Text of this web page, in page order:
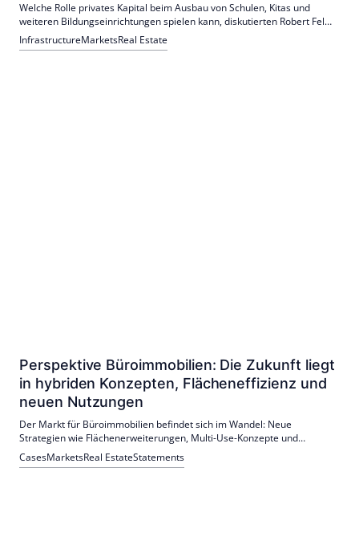
Welche Rolle privates Kapital beim Ausbau von Schulen, Kitas und
weiteren Bildungseinrichtungen spielen kann, diskutierten Robert Feldt,
CapMan, Tanja Volksheimer, NEXT Generation Invest, sowie Jan Trenn,
CELLS, im Rahmen einer von RUECKERCONSULT organisierten Online-
InfrastructureMarketsReal Estate
Perspektive Büroimmobilien: Die Zukunft liegt
in hybriden Konzepten, Flächeneffizienz und
neuen Nutzungen
Der Markt für Büroimmobilien befindet sich im Wandel: Neue
Strategien wie Flächenerweiterungen, Multi-Use-Konzepte und
Nutzungsanpassungen werden vorgestellt. Unternehmen wie AUKETT
+ HEESE und CELLS führen erfolgreich Projekte zur Neuausrichtung
CasesMarketsReal EstateStatements